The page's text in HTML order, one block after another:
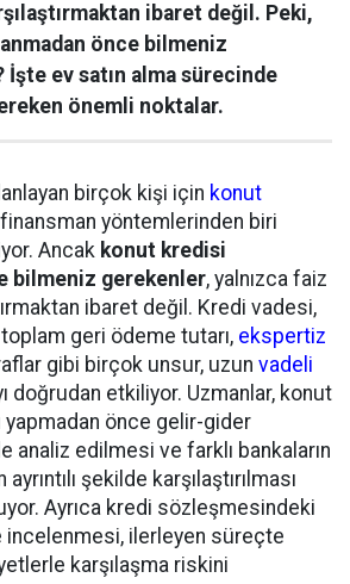
ibaret değil. Peki,
önce bilmeniz
ev satın alma sürecinde
önemli noktalar.
birçok kişi için konut
yöntemlerinden biri
Ancak konut kredisi
bilmeniz gerekenler, yalnızca faiz
ibaret değil. Kredi vadesi,
toplam geri ödeme tutarı, ekspertiz
gibi birçok unsur, uzun vadeli
doğrudan etkiliyor. Uzmanlar, konut
önce gelir-gider
analiz edilmesi ve farklı bankaların
şekilde karşılaştırılması
Ayrıca kredi sözleşmesindeki
incelenmesi, ilerleyen süreçte
karşılaşma riskini